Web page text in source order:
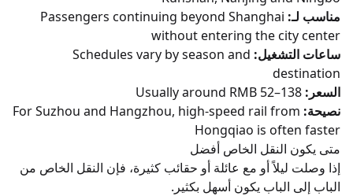
مناسب لـ: Passengers continuing beyond Shanghai
without entering the city center
ساعات التشغيل: Schedules vary by season and
destination
السعر:
نصيحة: For Suzhou and Hangzhou, high-speed rail from
Hongqiao is often faster
متى يكون النقل الخاص أفضل
إذا وصلت ليلاً أو مع عائلة أو حقائب كثيرة، فإن النقل الخاص من
الباب إلى الباب يكون أسهل بكثير.